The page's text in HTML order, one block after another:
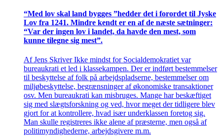
“Med lov skal land bygges ”hedder det i forordet til Jyske
Lov fra 1241. Mindre kendt er en af de næste sætninger:
“Var der ingen lov i landet, da havde den mest, som
kunne tilegne sig mest”.
Af Jens Skriver Ikke mindst for Socialdemokratiet var
bureaukrati et led i klassekampen. Der er indført bestemmelser
til beskyttelse af folk på arbejdspladserne, bestemmelser om
miljøbeskyttelse, begrænsninger af økonomiske transaktioner
osv. Men bureaukrati kan misbruges. Mange har beskæftiget
sig med slægtsforskning og ved, hvor meget der tidligere blev
gjort for at kontrollere, hvad især underklassen foretog sig.
Man skulle registreres ikke alene af præsterne, men også af
politimyndighederne, arbejdsgivere m.m.